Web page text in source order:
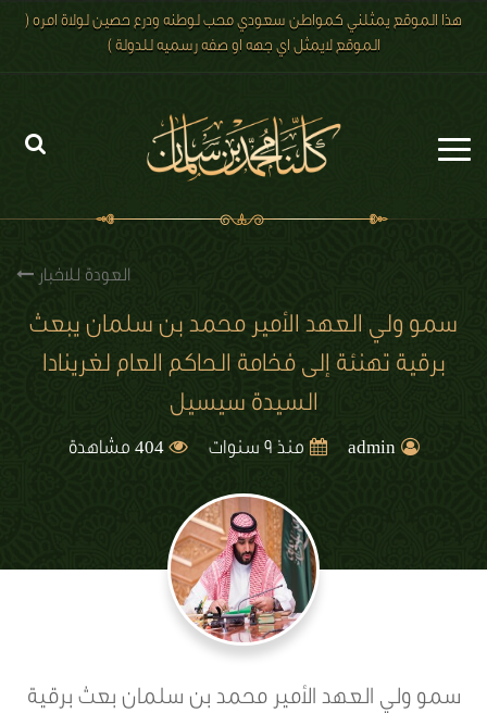
هذا الموقع يمثلني كمواطن سعودي محب لوطنه ودرع حصين لولاة امره (
الموقع لايمثل اي جهه او صفه رسميه للدولة )
رؤية 2030
الصور
تعليقات الزوار
العودة للاخبار
سمو ولي العهد الأمير محمد بن سلمان يبعث
برقية تهنئة إلى فخامة الحاكم العام لغرينادا
السيدة سيسيل
admin منذ 9 سنوات 404 مشاهدة
سمو ولي العهد الأمير محمد بن سلمان بعث برقية